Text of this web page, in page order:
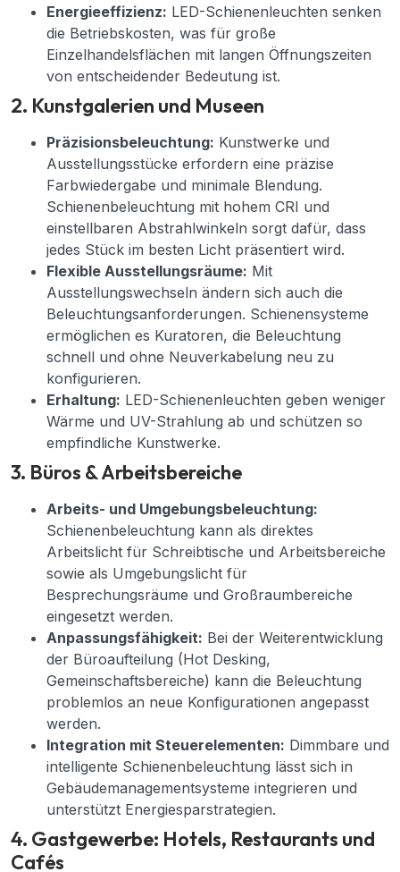
Energieeffizienz: LED-Schienenleuchten senken
die Betriebskosten, was für große
Einzelhandelsflächen mit langen Öffnungszeiten
von entscheidender Bedeutung ist.
2. Kunstgalerien und Museen
Präzisionsbeleuchtung: Kunstwerke und
Ausstellungsstücke erfordern eine präzise
Farbwiedergabe und minimale Blendung.
Schienenbeleuchtung mit hohem CRI und
einstellbaren Abstrahlwinkeln sorgt dafür, dass
jedes Stück im besten Licht präsentiert wird.
Flexible Ausstellungsräume: Mit
Ausstellungswechseln ändern sich auch die
Beleuchtungsanforderungen. Schienensysteme
ermöglichen es Kuratoren, die Beleuchtung
schnell und ohne Neuverkabelung neu zu
konfigurieren.
Erhaltung: LED-Schienenleuchten geben weniger
Wärme und UV-Strahlung ab und schützen so
empfindliche Kunstwerke.
3. Büros & Arbeitsbereiche
Arbeits- und Umgebungsbeleuchtung:
Schienenbeleuchtung kann als direktes
Arbeitslicht für Schreibtische und Arbeitsbereiche
sowie als Umgebungslicht für
Besprechungsräume und Großraumbereiche
eingesetzt werden.
Anpassungsfähigkeit: Bei der Weiterentwicklung
der Büroaufteilung (Hot Desking,
Gemeinschaftsbereiche) kann die Beleuchtung
problemlos an neue Konfigurationen angepasst
werden.
Integration mit Steuerelementen: Dimmbare und
intelligente Schienenbeleuchtung lässt sich in
Gebäudemanagementsysteme integrieren und
unterstützt Energiesparstrategien.
4. Gastgewerbe: Hotels, Restaurants und
Cafés